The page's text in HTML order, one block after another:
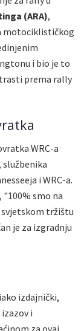
(ARA),
motociklističkog
i bio je to
prema rally
WRC-a
i WRC-a.
smo na
svjetskom tržištu
je za izgradnju
izdajnički,
i
za ovaj